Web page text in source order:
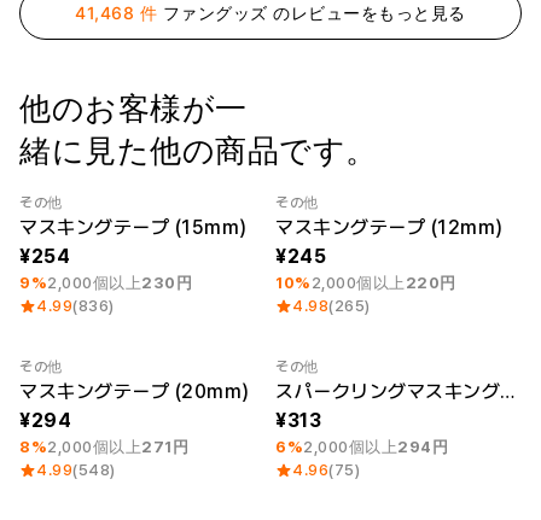
41,468 件 ファングッズ のレビューをもっと見る
他のお客様が一
緒に見た他の商品です。
最小注文数量 1個 Category Best
その他
マスキングテープ (15mm)
254
9%2,000個以上230円
4.99(836)
最小注文数量 1個
その他
マスキングテープ (12mm)
245
10% 2,000個以上 220円
4.98(265)
最小注文数量 1個
その他
マスキングテープ (20mm)
294
8%2,000個以上271円
4.99(548)
最小注文数量 1個
その他
スパークリングマスキングテープ (15mm)
313
6%2,000個以上294円
4.96(75)
ログイン
1：1お問い合わせ
カスタマーセンタ
サービス紹介
日本語
袖タイプ
袖なし
GILDAN
AAA
Printstar
ポリエステル
綿/ポリエステル
機能性
テリー
キュレーション
販売BEST
様々なカラー
スウェットシャツ&
パンツ